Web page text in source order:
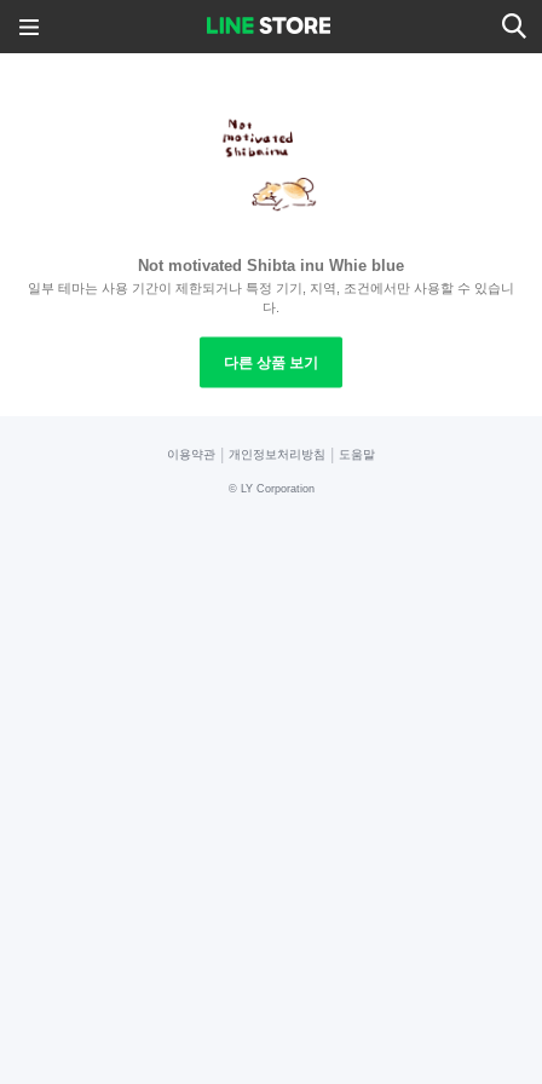
Not motivated Shibta inu Whie blue
일부 테마는 사용 기간이 제한되거나 특정 기기, 지역, 조건에서만 사용할 수 있습니
다.
다른 상품 보기
이용약관 개인정보처리방침 도움말
© LY Corporation